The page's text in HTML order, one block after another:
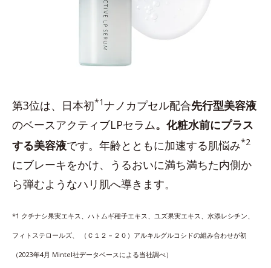
第3位は、日本初*1ナノカプセル配合先行型美容液
のベースアクティブLPセラム。化粧水前にプラス
する美容液です。年齢とともに加速する肌悩み*2
にブレーキをかけ、うるおいに満ち満ちた内側か
ら弾むようなハリ肌へ導きます。
*1 クチナシ果実エキス、ハトムギ種子エキス、ユズ果実エキス、水添レシチン、
フィトステロールズ、 （Ｃ１２－２０）アルキルグルコシドの組み合わせが初
（2023年4月 Mintel社データベースによる当社調べ）